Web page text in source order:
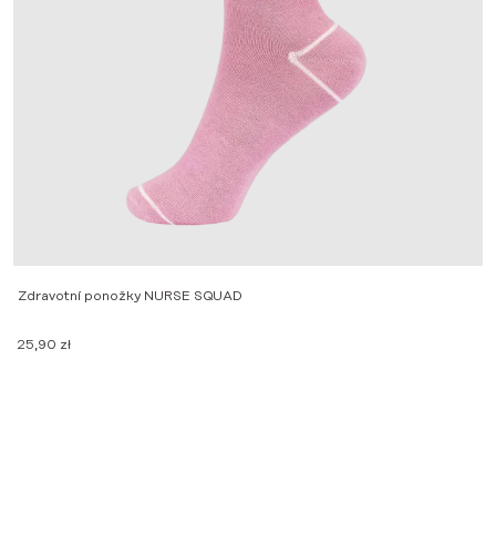
Zdravotní ponožky NURSE SQUAD
25,90 zł